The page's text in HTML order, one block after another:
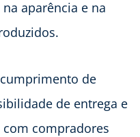
aparência e na
de
de entrega e
compradores